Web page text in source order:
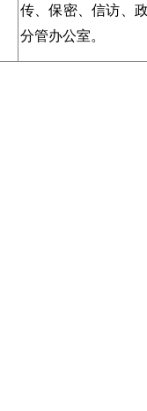
传、保密、信访、
分管办公室。